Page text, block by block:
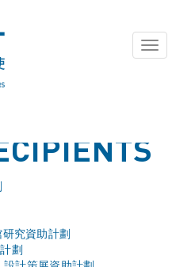
Toggle
究資助計劃
劃